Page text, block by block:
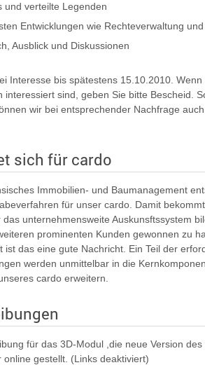
und verteilte Legenden
Entwicklungen wie Rechteverwaltung
Ausblick und Diskussionen
Interesse bis spätestens 15.10.2010.
interessiert sind, geben Sie bitte Bescheid.
wir bei entsprechender Nachfrage
sich für cardo
Immobilien- und Baumanagement
für unser cardo. Damit
unternehmensweite Auskunsftssystem
prominenten Kunden gewonnen zu
ist das eine gute Nachricht. Ein Teil der
werden unmittelbar in die
cardo erweitern.
für das 3D-Modul ,die neue Version
online gestellt. (Links deaktiviert)